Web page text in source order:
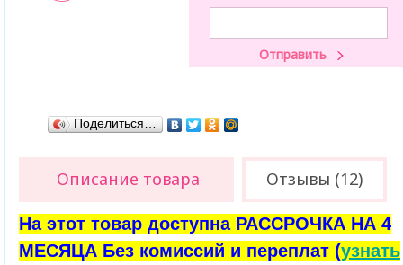
Поделиться…
Описание товара Отзывы (12)
На этот товар доступна РАССРОЧКА НА 4
МЕСЯЦА Без комиссий и переплат (узнать